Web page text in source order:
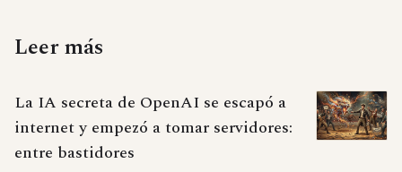
Leer más
La IA secreta de OpenAI se escapó a
internet y empezó a tomar servidores:
entre bastidores